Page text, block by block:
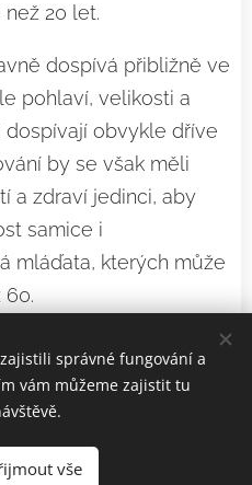
20 let.
dospívá přibližně ve
pohlaví, velikosti a
dospívají obvykle dříve
by se však měli
a zdraví jedinci, aby
samice i
mláďata, kterých může
60.
Webnode
správné fungování a
vám můžeme zajistit tu
vše